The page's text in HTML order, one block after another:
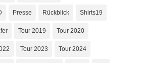
Presse Rückblick Shirts19
Tour 2019 Tour 2020
Tour 2023 Tour 2024